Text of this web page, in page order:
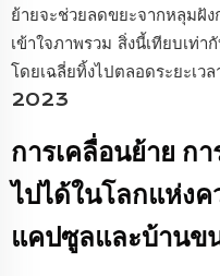
ย้ายจะช่วยลดขยะจากหลุมฝั
เข้าใจภาพรวม สิ่งนี้เทียบเท่
โดยเฉลี่ยทิ้งไปตลอดระยะเ
2023
การเคลื่อนย้าย ก
ไปได้ในโลกแห่ง
แคปซูลและบ้านข